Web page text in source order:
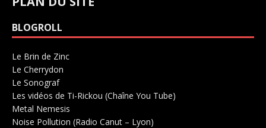
BLOGROLL
Le Brin de Zinc
Le Cherrydon
Le SonografSalle de concerts 0
Les vidéos de Ti-Rickou (Chaîne You Tube)
Metal Nemesis
Noise Pollution (Radio Canut – Lyon)